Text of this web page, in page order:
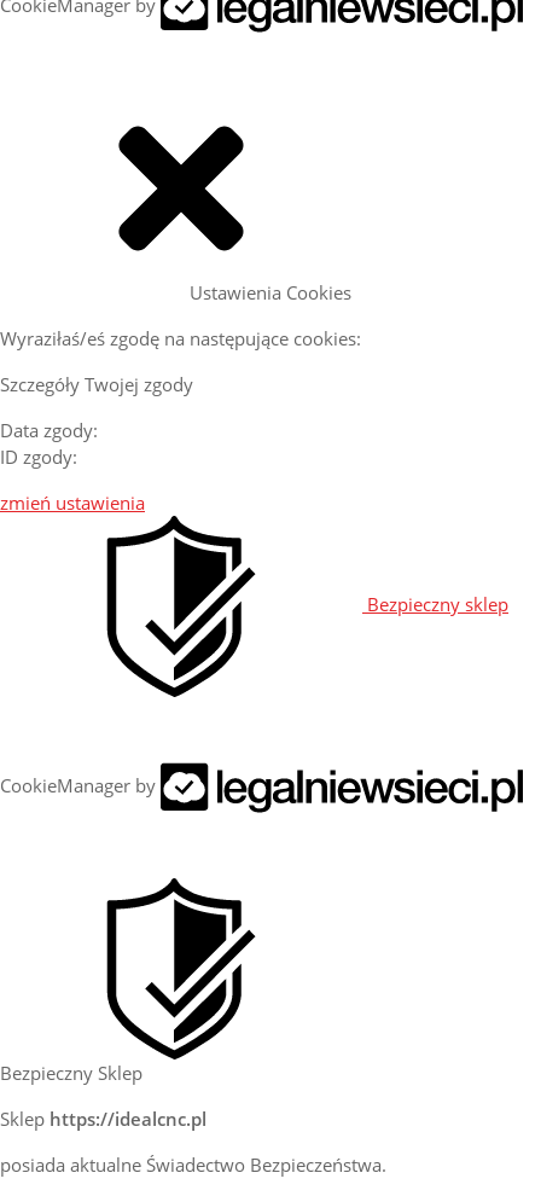
Ustawienia Cookies
Wyraziłaś/eś zgodę na następujące cookies:
Szczegóły Twojej zgody
Data zgody:
ID zgody:
zmień ustawienia
Bezpieczny sklep
CookieManager by
Bezpieczny Sklep
Sklep https://idealcnc.pl
posiada aktualne Świadectwo Bezpieczeństwa.